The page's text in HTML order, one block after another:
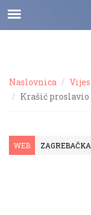
Naslovnica
Krašić proslavio
WEB